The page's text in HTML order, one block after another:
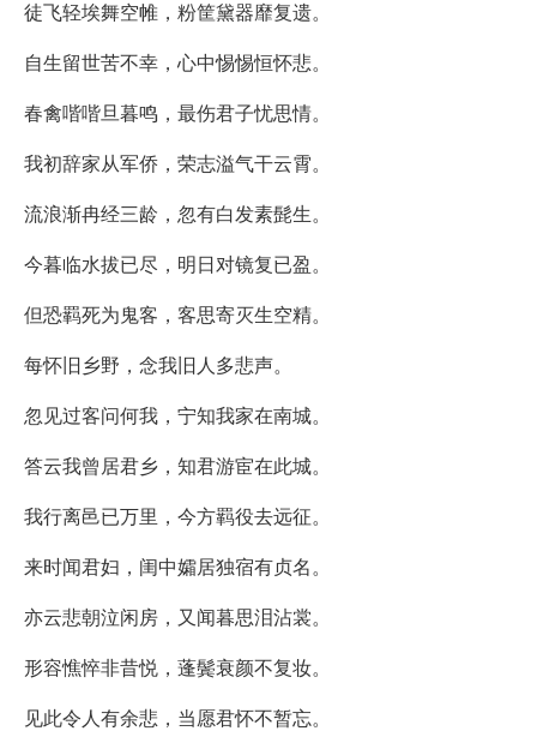
徒飞轻埃舞空帷，粉筐黛器靡复遗。
自生留世苦不幸，心中惕惕恒怀悲。
春禽喈喈旦暮鸣，最伤君子忧思情。
我初辞家从军侨，荣志溢气干云霄。
流浪渐冉经三龄，忽有白发素髭生。
今暮临水拔已尽，明日对镜复已盈。
但恐羁死为鬼客，客思寄灭生空精。
每怀旧乡野，念我旧人多悲声。
忽见过客问何我，宁知我家在南城。
答云我曾居君乡，知君游宦在此城。
我行离邑已万里，今方羁役去远征。
来时闻君妇，闺中孀居独宿有贞名。
亦云悲朝泣闲房，又闻暮思泪沾裳。
形容憔悴非昔悦，蓬鬓衰颜不复妆。
见此令人有余悲，当愿君怀不暂忘。